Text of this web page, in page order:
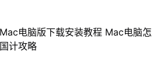
电脑版下载安装教程 Mac电脑怎
计攻略